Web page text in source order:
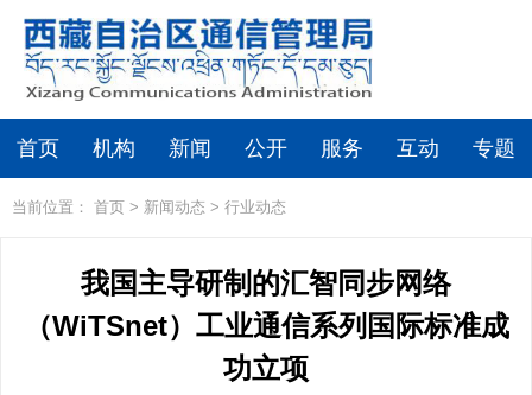
首页 机构 新闻 公开 服务 互动 专题
当前位置： 首页 > 新闻动态 > 行业动态
我国主导研制的汇智同步网络
（WiTSnet）工业通信系列国际标准成
功立项